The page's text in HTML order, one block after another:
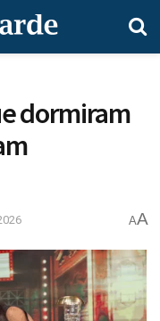
dormiram
AA